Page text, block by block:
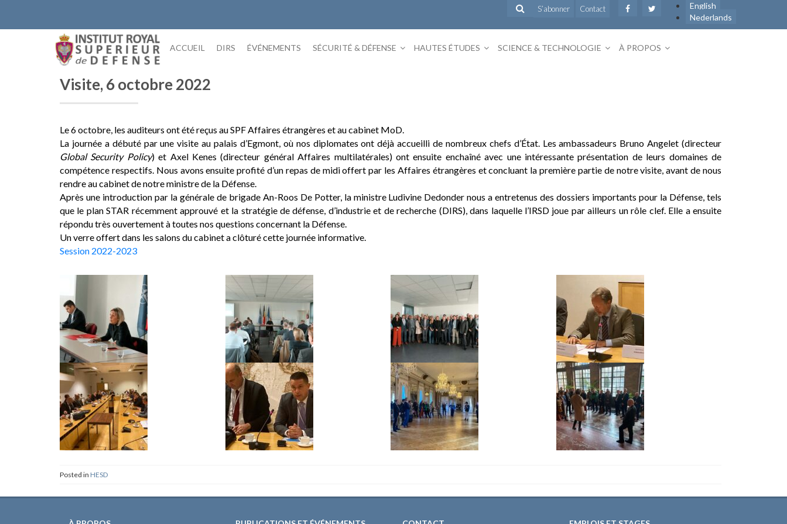
content
English
Nederlands
S’abonner Contact
ACCUEIL DIRS ÉVÉNEMENTS SÉCURITÉ & DÉFENSE HAUTES ÉTUDES SCIENCE & TECHNOLOGIE À PROPOS
Visite, 6 octobre 2022
Le 6 octobre, les auditeurs ont été reçus au SPF Affaires étrangères et au cabinet MoD.
La journée a débuté par une visite au palais d’Egmont, où nos diplomates ont déjà accueilli de nombreux chefs d’État. Les ambassadeurs Bruno Angelet (directeur
Global Security Policy) et Axel Kenes (directeur général Affaires multilatérales) ont ensuite enchaîné avec une intéressante présentation de leurs domaines de
compétence respectifs. Nous avons ensuite profité d’un repas de midi offert par les Affaires étrangères et concluant la première partie de notre visite, avant de nous
rendre au cabinet de notre ministre de la Défense.
Après une introduction par la générale de brigade An-Roos De Potter, la ministre Ludivine Dedonder nous a entretenus des dossiers importants pour la Défense, tels
que le plan STAR récemment approuvé et la stratégie de défense, d’industrie et de recherche (DIRS), dans laquelle l’IRSD joue par ailleurs un rôle clef. Elle a ensuite
répondu très ouvertement à toutes nos questions concernant la Défense.
Un verre offert dans les salons du cabinet a clôturé cette journée informative.
Session 2022-2023
Posted in HESD